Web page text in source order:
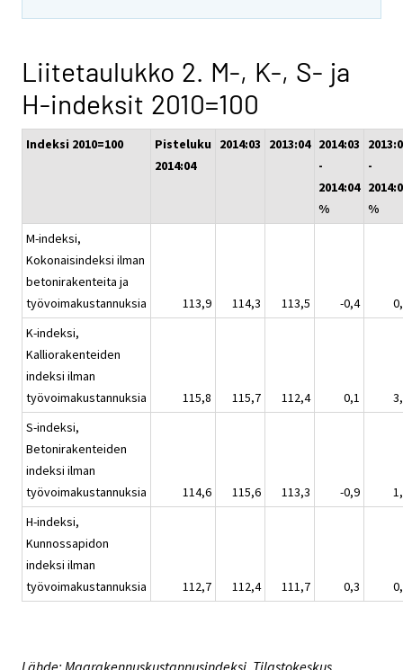
Liitetaulukko 2. M-, K-, S- ja
H-indeksit 2010=100
Indeksi 2010=100
Pisteluku
2014:04
2014:03 2013:04 2014:03
-
2014:04
%
-
%
M-indeksi,
Kokonaisindeksi ilman
betonirakenteita ja
työvoimakustannuksia
113,9 114,3 113,5 -0,4
K-indeksi,
Kalliorakenteiden
indeksi ilman
työvoimakustannuksia
115,8 115,7 112,4 0,1
S-indeksi,
Betonirakenteiden
indeksi ilman
työvoimakustannuksia
114,6 115,6 113,3 -0,9
H-indeksi,
Kunnossapidon
indeksi ilman
työvoimakustannuksia
112,7 112,4 111,7 0,3